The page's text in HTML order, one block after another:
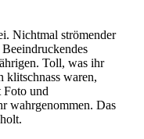
Nichtmal strömender
Toll, was ihr
klitschnass waren,
Foto und
wahrgenommen. Das